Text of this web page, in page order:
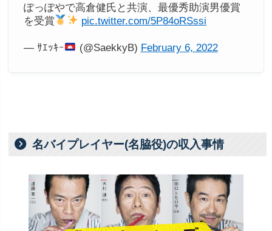
ぽっぽやで高倉健氏と共演、最優秀助演男優賞
を受賞
pic.twitter.com/5P84oRSssi
— ｻｴｯｷｰ (@SaekkyB) February 6, 2022
名バイプレイヤー(名脇役)の収入事情